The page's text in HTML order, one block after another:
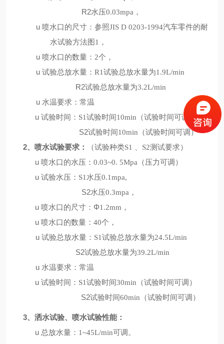
R2水压0.03mpa ，
u 喷水口的尺寸：参照JIS D 0203-1994汽车零件的耐
水试验方法图 1 ，
u 喷水口的数量： 2个，
u 试验总放水量： R1试验总放水量为1.9L/min
R2试验总放水量为3.2L/min
u 水温要求：常温
u 试验时间： S1试验时间10min （试验时间可调）
S2试验时间10min （试验时间可调）
2、喷水试验要求： （试验种类S1 S2测试要求）
u 喷水口的水压： 0.03~0. 5Mpa （压力可调）
u 试验水压： S1 水压0.1mpa,
S2水压0.3mpa ，
u 喷水口的尺寸：Φ1.2mm ，
u 喷水口的数量： 40个，
u 试验总放水量： S1试验总放水量为24.5L/min
S2试验总放水量为39.2L/min
u 水温要求：常温
u 试验时间： S1试验时间30min （试验时间可调）
S2试验时间60min （试验时间可调）
3、洒水试验、 喷水试验性能：
u 总放水量： 1~45L/min可调。